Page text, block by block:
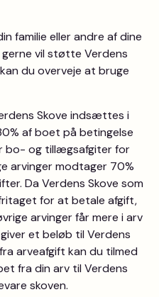
familie eller andre af dine
vil støtte Verdens
du overveje at bruge
Skove indsættes i
af boet på betingelse
bo- og tillægsafgiter for
arvinger modtager 70%
Da Verdens Skove som
for at betale afgift,
arvinger får mere i arv
et beløb til Verdens
arveafgift kan du tilmed
fra din arv til Verdens
skoven.